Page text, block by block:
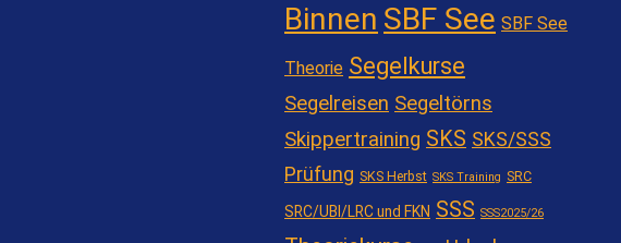
Binnen SBF See SBF See
Theorie Segelkurse
Segelreisen Segeltörns
Skippertraining SKS SKS/SSS
Prüfung SKS Herbst SKS Training SRC
SRC/UBI/LRC und FKN SSS SSS2025/26